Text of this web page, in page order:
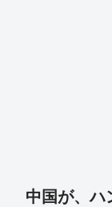
中国が、ハ